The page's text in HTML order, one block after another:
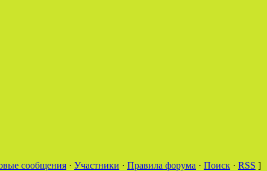
сообщения · Участники · Правила форума · Поиск · RSS ]